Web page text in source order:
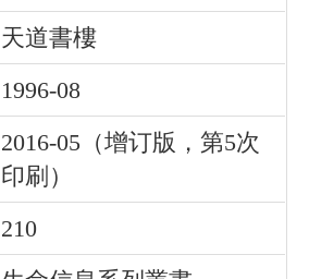
天道書樓
1996-08
2016-05（增订版，第5次
印刷）
210